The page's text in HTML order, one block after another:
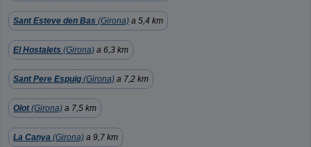
Sant Esteve den Bas (Girona) a 5,4 km
El Hostalets (Girona) a 6,3 km
Sant Pere Espuig (Girona) a 7,2 km
Olot(Girona) a 7,5 km
La Canya (Girona) a 9,7 km